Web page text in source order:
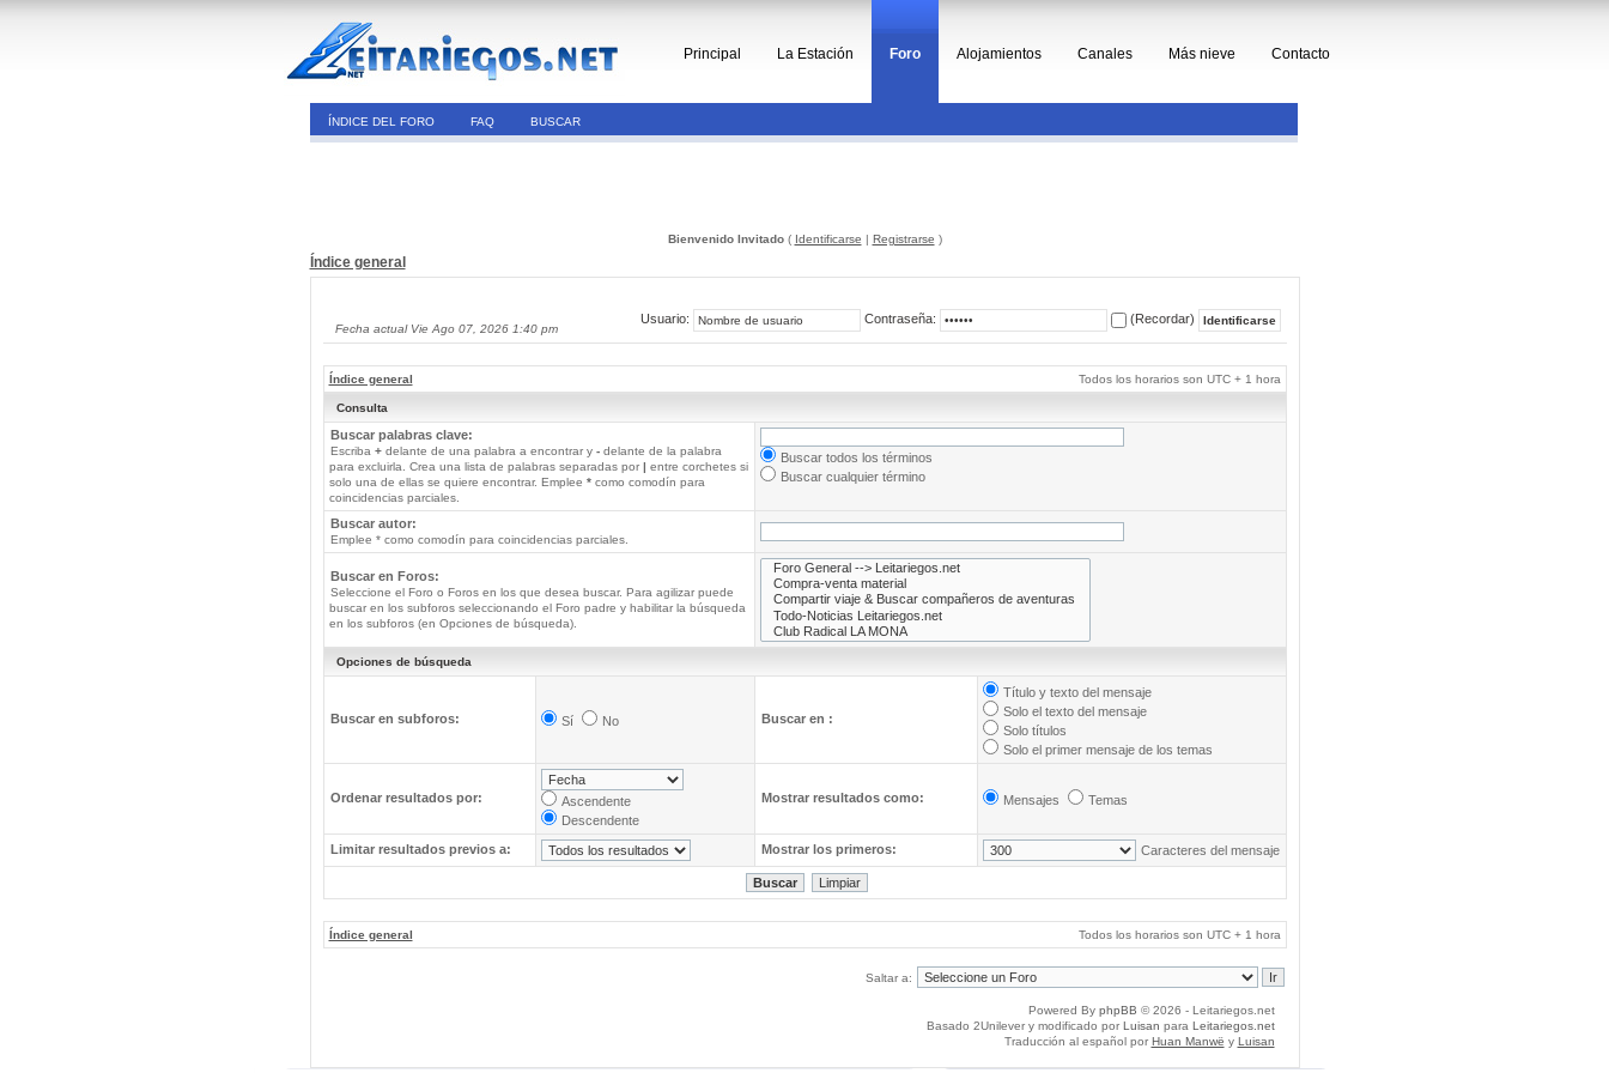
Principal La Estación Foro Alojamientos Canales Más nieve Contacto
ÍNDICE DEL FORO FAQ BUSCAR
Bienvenido Invitado( Identificarse | Registrarse )
Índice general
Fecha actual Vie Ago 07, 2026 1:40 pm
Usuario: Contraseña: (Recordar)
Índice general Todos los horarios son UTC + 1 hora
Consulta
Buscar palabras clave:
Escriba +delante de una palabra a encontrar y -delante de la palabra
para excluirla. Crea una lista de palabras separadas por | entre corchetes si
solo una de ellas se quiere encontrar. Emplee *como comodín para
coincidencias parciales.
Buscar todos los términos
Buscar cualquier término
Buscar autor:
Emplee * como comodín para coincidencias parciales.
Buscar en Foros:
Seleccione el Foro o Foros en los que desea buscar. Para agilizar puede
buscar en los subforos seleccionando el Foro padre y habilitar la búsqueda
en los subforos (en Opciones de búsqueda).
Opciones de búsqueda
Buscar en subforos: Sí No Buscar en :
Título y texto del mensaje
Solo el texto del mensaje
Solo títulos
Solo el primer mensaje de los temas
Ordenar resultados por:
Ascendente
Descendente
Mostrar resultados como: Mensajes Temas
Limitar resultados previos a: Mostrar los primeros: Caracteres del mensaje
Índice general Todos los horarios son UTC + 1 hora
Saltar a:
Powered By phpBB © 2026 - Leitariegos.net
Basado 2Unilever y modificado por Luisan para Leitariegos.net
Traducción al español por Huan Manwë y Luisan